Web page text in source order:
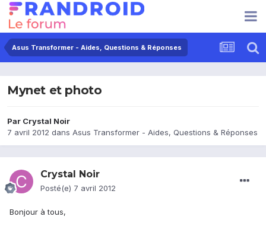
Asus Transformer - Aides, Questions & Réponses
Mynet et photo
Par Crystal Noir
7 avril 2012 dans Asus Transformer - Aides, Questions & Réponses
Crystal Noir
Posté(e) 7 avril 2012
Bonjour à tous,